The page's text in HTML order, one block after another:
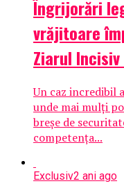
Îngrijorări
vrăjitoare
Ziarul
Un caz incredibil
unde mai mulți
breșe de
competența...
Exclusiv2 ani ago